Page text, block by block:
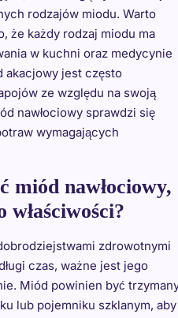
rodzajów miodu. Warto
że każdy rodzaj miodu ma
w kuchni oraz medycynie
akacjowy jest często
ze względu na swoją
nawłociowy sprawdzi się
wymagających
miód nawłociowy,
właściwości?
zdrowotnymi
czas, ważne jest jego
Miód powinien być
lub pojemniku szklanym, aby